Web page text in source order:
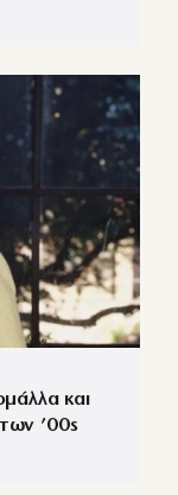
και
’00s